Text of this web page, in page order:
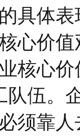
具体
心价
核心
队伍。
须靠